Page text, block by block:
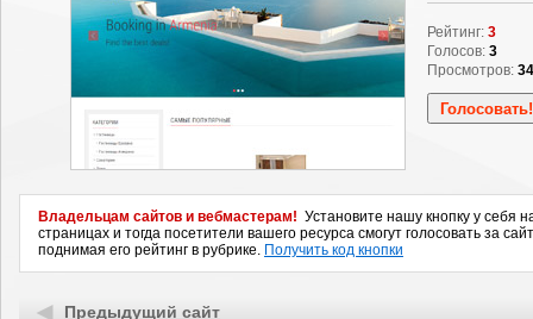
Рейтинг: 3
Голосов: 3
Просмотров:
Владельцам сайтов и вебмастерам! Установите нашу кнопку у себя
страницах и тогда посетители вашего ресурса смогут голосовать за
поднимая его рейтинг в рубрике. Получить код кнопки
Предыдущий сайт